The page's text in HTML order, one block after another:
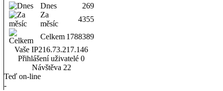
Dnes
269
Za
měsíc
4355
Celkem 1788389
Vaše IP216.73.217.146
Přihlášení uživatelé 0
Návštěva 22
Teď on-line
-